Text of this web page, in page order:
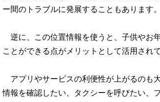
ー間のトラブルに発展することもあります。
逆に、この位置情報を使うと、子供やお
ことができる点がメリットとして活用され
アプリやサービスの利便性が上がるのも
情報を確認したい、タクシーを呼びたい、